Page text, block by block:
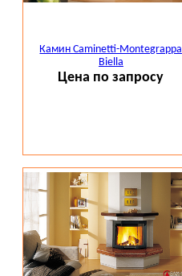
Камин Caminetti-Montegrappa
Biella
Цена по запросу